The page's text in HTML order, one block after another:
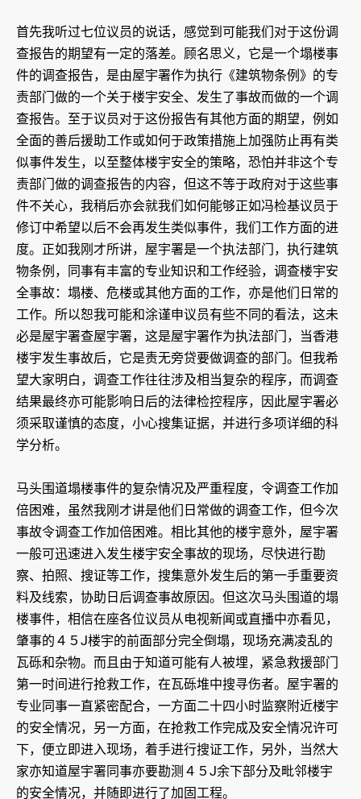
首先我听过七位议员的说话，感觉到可能我们对于这份调
查报告的期望有一定的落差。顾名思义，它是一个塌楼事
件的调查报告，是由屋宇署作为执行《建筑物条例》的专
责部门做的一个关于楼宇安全、发生了事故而做的一个调
查报告。至于议员对于这份报告有其他方面的期望，例如
全面的善后援助工作或如何于政策措施上加强防止再有类
似事件发生，以至整体楼宇安全的策略，恐怕并非这个专
责部门做的调查报告的内容，但这不等于政府对于这些事
件不关心，我稍后亦会就我们如何能够正如冯检基议员于
修订中希望以后不会再发生类似事件，我们工作方面的进
度。正如我刚才所讲，屋宇署是一个执法部门，执行建筑
物条例，同事有丰富的专业知识和工作经验，调查楼宇安
全事故：塌楼、危楼或其他方面的工作，亦是他们日常的
工作。所以恕我可能和涂谨申议员有些不同的看法，这未
必是屋宇署查屋宇署，这是屋宇署作为执法部门，当香港
楼宇发生事故后，它是责无旁贷要做调查的部门。但我希
望大家明白，调查工作往往涉及相当复杂的程序，而调查
结果最终亦可能影响日后的法律检控程序，因此屋宇署必
须采取谨慎的态度，小心搜集证据，并进行多项详细的科
学分析。
马头围道塌楼事件的复杂情况及严重程度，令调查工作加
倍困难，虽然我刚才讲是他们日常做的调查工作，但今次
事故令调查工作加倍困难。相比其他的楼宇意外，屋宇署
一般可迅速进入发生楼宇安全事故的现场，尽快进行勘
察、拍照、搜证等工作，搜集意外发生后的第一手重要资
料及线索，协助日后调查事故原因。但这次马头围道的塌
楼事件，相信在座各位议员从电视新闻或直播中亦看见，
肇事的４５J楼宇的前面部分完全倒塌，现场充满凌乱的
瓦砾和杂物。而且由于知道可能有人被埋，紧急救援部门
第一时间进行抢救工作，在瓦砾堆中搜寻伤者。屋宇署的
专业同事一直紧密配合，一方面二十四小时监察附近楼宇
的安全情况，另一方面，在抢救工作完成及安全情况许可
下，便立即进入现场，着手进行搜证工作，另外，当然大
家亦知道屋宇署同事亦要勘测４５J余下部分及毗邻楼宇
的安全情况，并随即进行了加固工程。